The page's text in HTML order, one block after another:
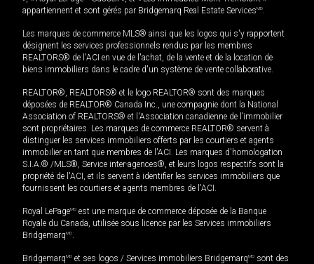
appartiennent et sont gérés par Bridgemarq Real Estate ServicesMD.
Les marques de commerce MLS® ainsi que les logos qui s'y rapportent
désignent les services professionnels rendus par les membres
REALTORS® de l'ACI en vue de l'achat, de la vente et de la location de
biens immobiliers dans le cadre d'un système de vente collaborative.
REALTOR®, REALTORS® et le logo REALTOR® sont des marques
déposées de REALTOR® Canada Inc., une compagnie dont la National
Association of REALTORS® et l'Association canadienne de l’immobilier
sont propriétaires. Les marques de commerce REALTOR® servent à
distinguer les services immobiliers offerts par les courtiers et agents
immobilier en tant que membres de l'ACI. Les marques d'homologation
S.I.A.® /MLS®, Service inter-agences®, et leurs logos respectifs sont la
propriété de l'ACI, et ils servent à identifier les services immobiliers que
fournissent les courtiers et agents membres de l'ACI.
Royal LePageMD est une marque de commerce déposée de la Banque
Royale du Canada, utilisée sous licence par les Services immobiliers
BridgemarqMD.
BridgemarqMD et ses logos / Services immobiliers BridgemarqMD sont des